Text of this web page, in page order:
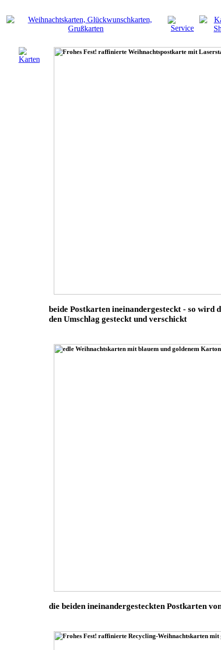
beide Postkarten ineinandergesteckt - so wird
den Umschlag gesteckt und verschickt
die beiden ineinandergesteckten Postkarten